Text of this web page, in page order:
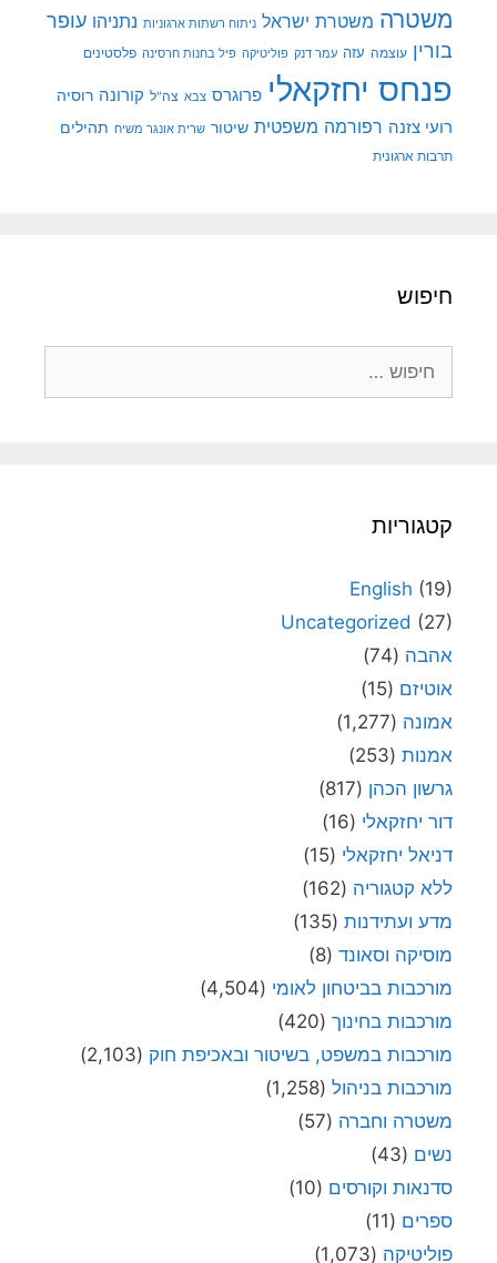
משטרה משטרת ישראל ניתוח רשתות ארגוניות נתניהו עופר
בורין עוצמה עזה עמר דנק פוליטיקה פיל בחנות חרסינה פלסטינים
פנחס יחזקאלי פרוגרס צבא צה"ל קורונה רוסיה
רועי צזנה רפורמה משפטית שיטור שרית אונגר משיח תהילים
תרבות ארגונית
חיפוש
קטגוריות
English (19)
Uncategorized (27)
אהבה (74)
אוטיזם (15)
אמונה (1,277)
אמנות (253)
גרשון הכהן (817)
דור יחזקאלי (16)
דניאל יחזקאלי (15)
ללא קטגוריה (162)
מדע ועתידנות (135)
מוסיקה וסאונד (8)
מורכבות בביטחון לאומי (4,504)
מורכבות בחינוך (420)
מורכבות במשפט, בשיטור ובאכיפת חוק (2,103)
מורכבות בניהול (1,258)
משטרה וחברה (57)
נשים (43)
סדנאות וקורסים (10)
ספרים (11)
פוליטיקה (1,073)